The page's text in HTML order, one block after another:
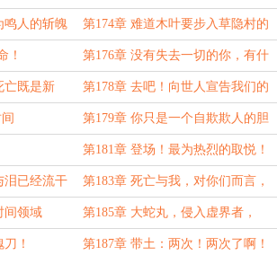
活着？！
鸣人的斩魄 第174章 难道木叶要步入草隐村的
后尘吗？
！ 第176章 没有失去一切的你，有什
么资格教训我？！
亡既是新 第178章 去吧！向世人宣告我们的
存在！
第179章 你只是一个自欺欺人的胆
小鬼
第181章 登场！最为热烈的取悦！
泪已经流干 第183章 死亡与我，对你们而言，
是同一个含义
间领域 第185章 大蛇丸，侵入虚界者，
死！
！ 第187章 带土：两次！两次了啊！